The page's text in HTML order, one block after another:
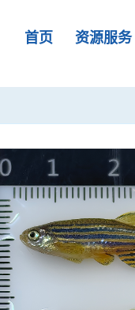
首页 资源服务